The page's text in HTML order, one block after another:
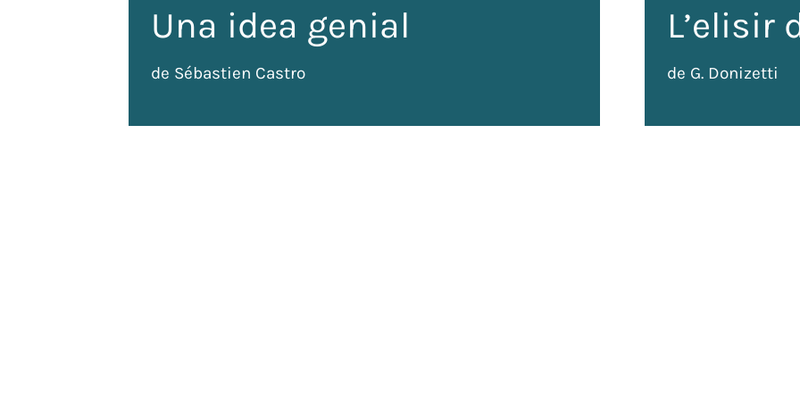
Una idea genial
de Sébastien Castro
L’elisir
de G. Donizetti